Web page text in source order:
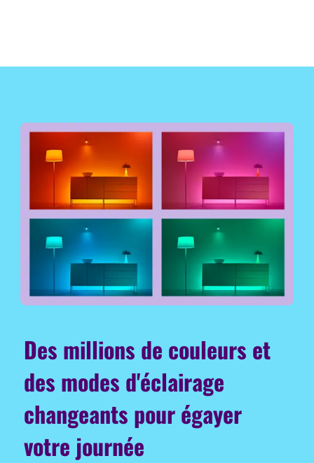
Des millions de couleurs et
des modes d'éclairage
changeants pour égayer
votre journée